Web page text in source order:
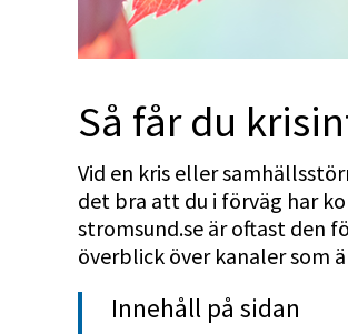
Så får du
Vid en kris eller
det bra att du i förväg har
stromsund.se är oftast den
överblick över kanaler som
Innehåll på sidan